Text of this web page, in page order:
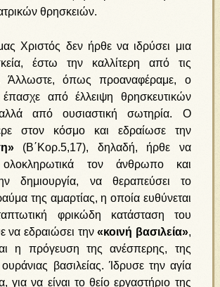
θρησκειών.
Χριστός δεν ήρθε να ιδρύσει μια
έστω την καλλίτερη από τις
Άλλωστε, όπως προαναφέραμε, ο
από έλλειψη θρησκευτικών
από ουσιαστική σωτηρία. Ο
στον κόσμο και εδραίωσε την
(Β΄Κορ.5,17), δηλαδή, ήρθε να
ολοκληρωτικά τον άνθρωπο και
δημιουργία, να θεραπεύσει το
της αμαρτίας, η οποία ευθύνεται
φρικώδη κατάσταση του
να εδραιώσει την«κοινή βασιλεία»,
η πρόγευση της ανέσπερης, της
βασιλείας. Ίδρυσε την αγία
για να είναι το θείο εργαστήριο της